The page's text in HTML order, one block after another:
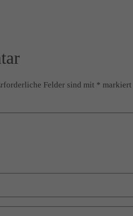
Felder sind mit * markiert